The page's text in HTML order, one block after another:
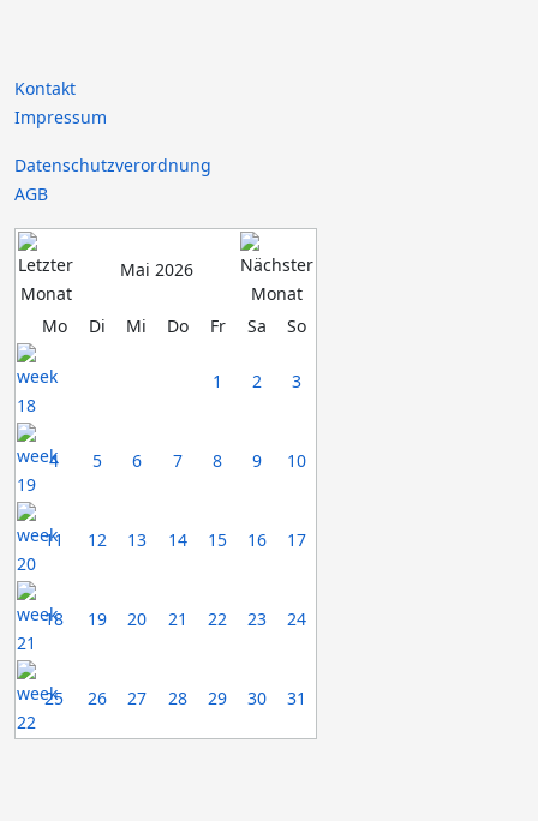
Kontakt
Impressum
Datenschutzverordnung
AGB
Mai 2026
Mo Di Mi Do Fr Sa So
1 2 3
4 5 6 7 8 9 10
11 12 13 14 15 16 17
18 19 20 21 22 23 24
25 26 27 28 29 30 31